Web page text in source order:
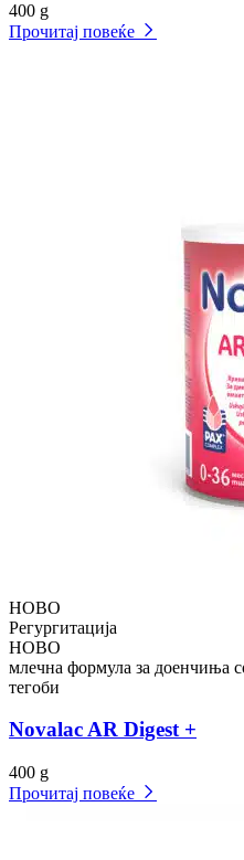
400 g
Прочитај повеќе
НОВО
Регургитација
НОВО
млечна формула за доенчиња
тегоби
Novalac AR Digest +
400 g
Прочитај повеќе